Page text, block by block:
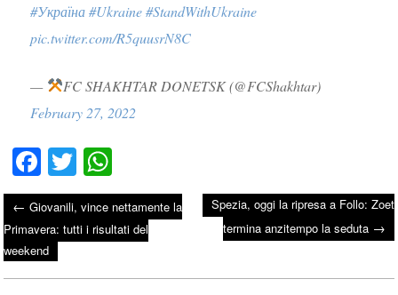
#Україна #Ukraine #StandWithUkraine
pic.twitter.com/R5quusrN8C
—
FC SHAKHTAR DONETSK (@FCShakhtar)
February 27, 2022
Fa
ce
bo
ok
T
wi
tte
r
ha
ts
A
pp
Post navigation
← Giovanili, vince nettamente la
Primavera: tutti i risultati del
weekend
Spezia, oggi la ripresa a Follo: Zoet
termina anzitempo la seduta →